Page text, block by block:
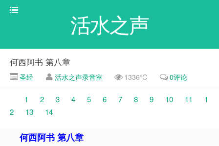
活水之声
何西阿书 第八章
圣经 活水之声录音室 1336℃ 0评论
1 2 3 4 5 6 7 8 9 10 11
1
2
13 14
何西阿书 第八章